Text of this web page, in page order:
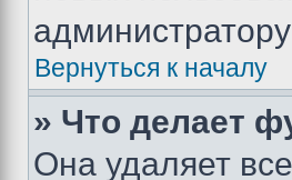
Вернуться к началу
» Что делает
Она удаляет